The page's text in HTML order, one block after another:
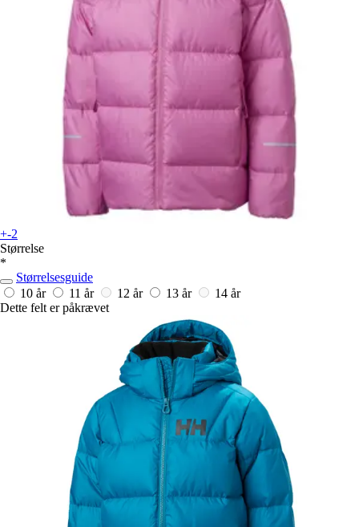
+-2
Størrelse
*
Størrelsesguide
10 år
11 år 12 år 13 år
14 år
Dette felt er påkrævet